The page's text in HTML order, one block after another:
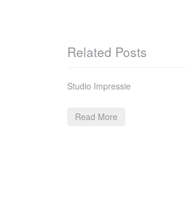
Related Posts
Studio Impressie
Read More